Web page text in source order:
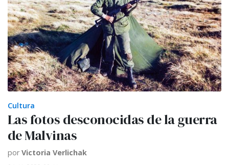
Cultura
Las fotos desconocidas de la guerra
de Malvinas
porVictoria Verlichak